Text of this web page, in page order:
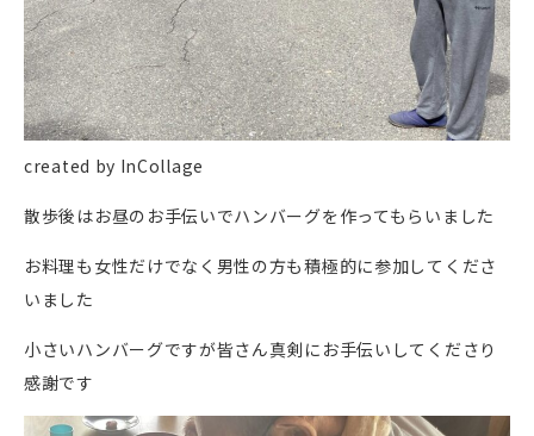
created by InCollage
散歩後はお昼のお手伝いでハンバーグを作ってもらいました
お料理も女性だけでなく男性の方も積極的に参加してくださ
いました
小さいハンバーグですが皆さん真剣にお手伝いしてくださり
感謝です